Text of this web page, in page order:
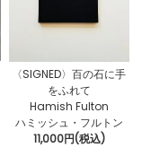
〈SIGNED〉百の石に手
をふれて
Hamish Fulton
ハミッシュ・フルトン
11,000円(税込)